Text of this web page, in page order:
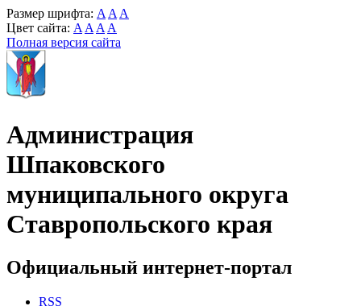
Размер шрифта: A A A
Цвет сайта: A A A A
Полная версия сайта
Администрация
Шпаковского
муниципального округа
Ставропольского края
Официальный интернет-портал
RSS